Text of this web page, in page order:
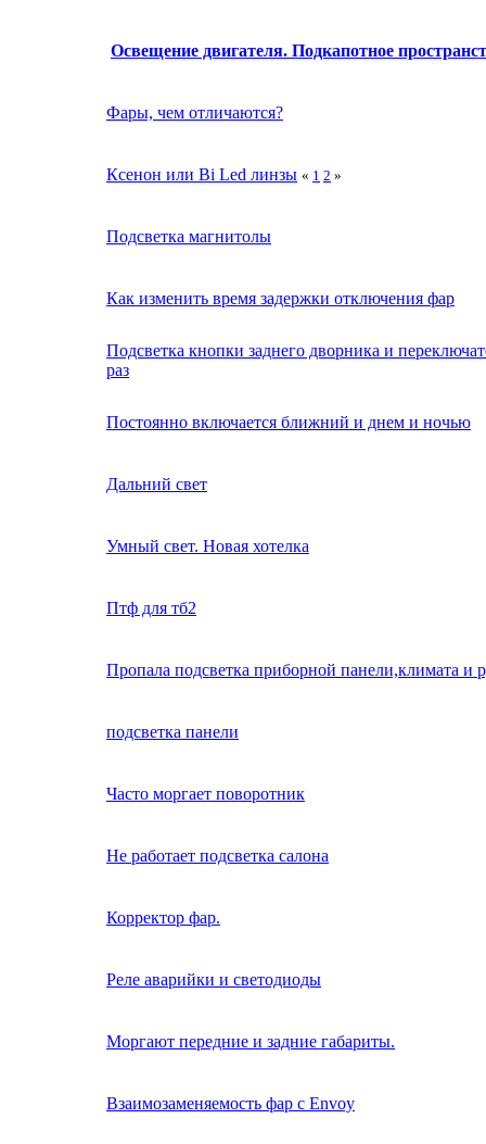
Освещение двигателя. Подкапотное
Фары, чем отличаются?
Ксенон или Bi Led линзы « 1 2 »
Подсветка магнитолы
Как изменить время задержки отключения фар
Подсветка кнопки заднего дворника и
раз
Постоянно включается ближний и днем и ночью
Дальний свет
Умный свет. Новая хотелка
Птф для тб2
Пропала подсветка приборной панели,климата и
подсветка панели
Часто моргает поворотник
Не работает подсветка салона
Корректор фар.
Реле аварийки и светодиоды
Моргают передние и задние габариты.
Взаимозаменяемость фар с Envoy